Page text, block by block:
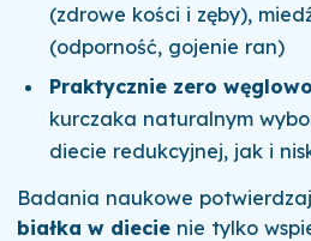
(zdrowe kości i zęby),
(odporność, gojenie ran)
Praktycznie zero
kurczaka naturalnym
diecie redukcyjnej, jak i
Badania naukowe
białka w diecienie tylko